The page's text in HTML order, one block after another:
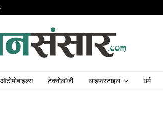
ऑटोमोबाइल्स टेक्नोलॉजी लाइफस्टाइल धर्म